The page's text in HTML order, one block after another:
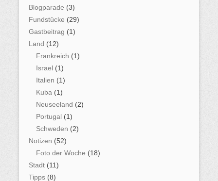
Blogparade (3)
Fundstücke (29)
Gastbeitrag (1)
Land (12)
Frankreich (1)
Israel (1)
Italien (1)
Kuba (1)
Neuseeland (2)
Portugal (1)
Schweden (2)
Notizen (52)
Foto der Woche (18)
Stadt (11)
Tipps (8)